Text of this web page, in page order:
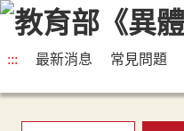
::: 最新消息 常見問題